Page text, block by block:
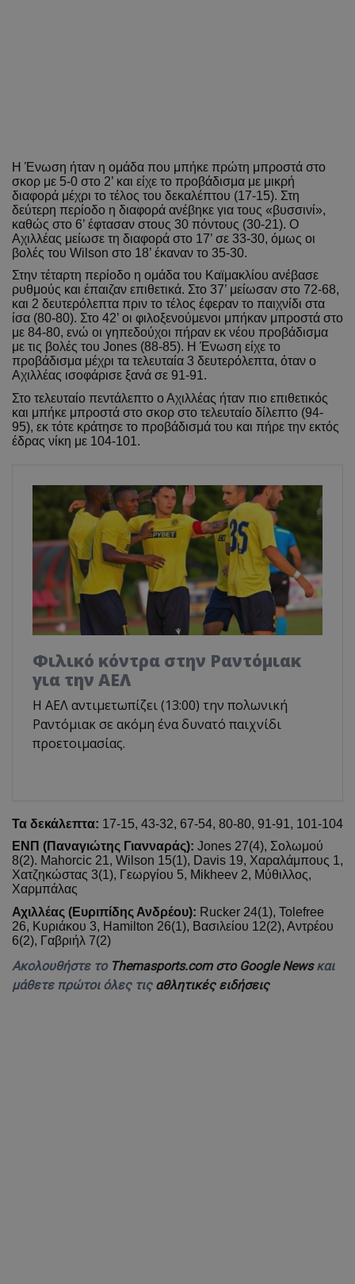
Η Ένωση ήταν η ομάδα που μπήκε πρώτη μπροστά στο
σκορ με 5-0 στο 2’ και είχε το προβάδισμα με μικρή
διαφορά μέχρι το τέλος του δεκαλέπτου (17-15). Στη
δεύτερη περίοδο η διαφορά ανέβηκε για τους «βυσσινί»,
καθώς στο 6’ έφτασαν στους 30 πόντους (30-21). Ο
Αχιλλέας μείωσε τη διαφορά στο 17’ σε 33-30, όμως οι
βολές του Wilson στο 18’ έκαναν το 35-30.
Στην τέταρτη περίοδο η ομάδα του Καϊμακλίου ανέβασε
ρυθμούς και έπαιζαν επιθετικά. Στο 37’ μείωσαν στο 72-68,
και 2 δευτερόλεπτα πριν το τέλος έφεραν το παιχνίδι στα
ίσα (80-80). Στο 42’ οι φιλοξενούμενοι μπήκαν μπροστά στο
με 84-80, ενώ οι γηπεδούχοι πήραν εκ νέου προβάδισμα
με τις βολές του Jones (88-85). Η Ένωση είχε το
προβάδισμα μέχρι τα τελευταία 3 δευτερόλεπτα, όταν ο
Αχιλλέας ισοφάρισε ξανά σε 91-91.
Στο τελευταίο πεντάλεπτο ο Αχιλλέας ήταν πιο επιθετικός
και μπήκε μπροστά στο σκορ στο τελευταίο δίλεπτο (94-
95), εκ τότε κράτησε το προβάδισμά του και πήρε την εκτός
έδρας νίκη με 104-101.
Φιλικό κόντρα στην Ραντόμιακ
για την ΑΕΛ
H ΑΕΛ αντιμετωπίζει (13:00) την πολωνική
Ραντόμιακ σε ακόμη ένα δυνατό παιχνίδι
προετοιμασίας.
Τα δεκάλεπτα: 17-15, 43-32, 67-54, 80-80, 91-91, 101-104
ΕΝΠ (Παναγιώτης Γιανναράς): Jones 27(4), Σολωμού
8(2). Mahorcic 21, Wilson 15(1), Davis 19, Χαραλάμπους 1,
Χατζηκώστας 3(1), Γεωργίου 5, Mikheev 2, Μύθιλλος,
Χαρμπάλας
Αχιλλέας (Ευριπίδης Ανδρέου): Rucker 24(1), Tolefree
26, Κυριάκου 3, Hamilton 26(1), Βασιλείου 12(2), Αντρέου
6(2), Γαβριήλ 7(2)
Ακολουθήστε το Themasports.com στο Google Newsκαι
μάθετε πρώτοι όλες τις αθλητικές ειδήσεις